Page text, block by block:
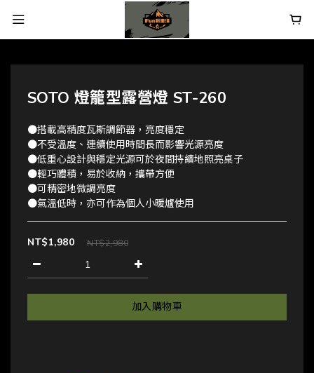
SOTO 燈籠型露營燈 ST-260
●搭載高精度瓦斯調節器，亮度穩定
●不受溫度、連續使用時間長而影響光源亮度
●低重心設計與穩定光源可於夜間持續地照亮桌子
●輕巧體積，易於收納，攜帶方便
●可精密地微調亮度
●氣溫低時，亦可作為個人小暖爐使用
NT$2,980
NT$1,980
加入購物車